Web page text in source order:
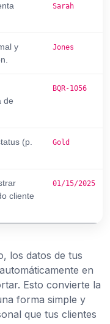
Sarah
y
Jones
de
BQR-1056
(p.
Gold
cliente
01/15/2025
los datos de tus
en
Esto convierte la
forma simple y
que tus clientes